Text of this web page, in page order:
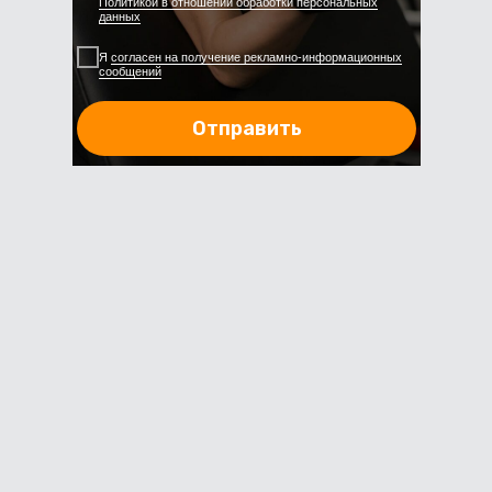
данных
Я согласен на получение рекламно-информационных
сообщений
Отправить